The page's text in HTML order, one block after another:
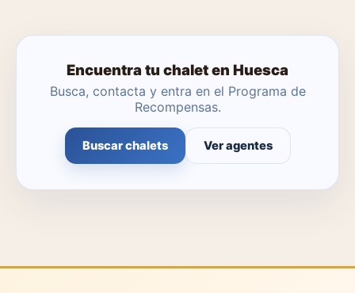
Encuentra tu chalet en Huesca
Busca, contacta y entra en el Programa de
Recompensas.
Buscar chalets Ver agentes